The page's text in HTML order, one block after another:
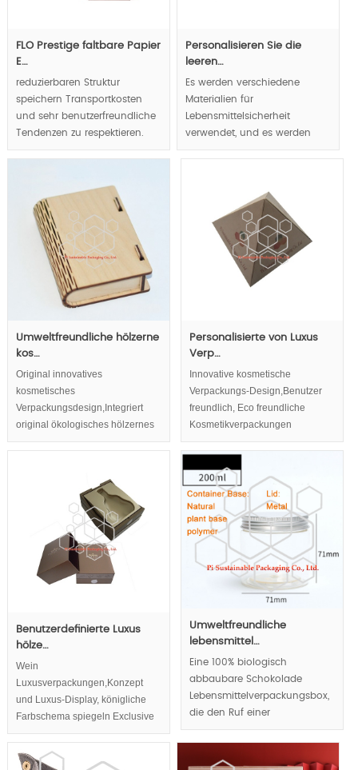
FLO Prestige faltbare Papier
E…
reduzierbaren Struktur
speichern Transportkosten
und sehr benutzerfreundliche
Tendenzen zu respektieren.
Gourmet in Luxus
MOQ:1000pcs.
Personalisieren Sie die
leeren…
Es werden verschiedene
Materialien für
Lebensmittelsicherheit
verwendet, und es werden
transparente Fenster geöffnet,
MOQ:2000pcs;
Umweltfreundliche hölzerne
kos…
Original innovatives
kosmetisches
Verpackungsdesign,Integriert
original ökologisches hölzernes
und lebendiges Scharnier in
Personalisierte von Luxus
Verp…
Innovative kosmetische
Verpackungs-Design,Benutzer
freundlich, Eco freundliche
Kosmetikverpackungen
prüfen,Luxus-Kosmetik-
Verpackungen,Design-Konzepte
in kosmetische
Verpackungen,Pyramidenform
Marketing-Fähigkeit dramatisch
verbessern.
Benutzerdefinierte Luxus
hölze…
Wein
Luxusverpackungen,Konzept
und Luxus-Display, königliche
Farbschema spiegeln Exclusive
Ton, original Wein innovative
Verpackungsdesign gelten
mehrere Material und kreative
Umweltfreundliche
lebensmittel…
Eine 100% biologisch
abbaubare Schokolade
Lebensmittelverpackungsbox,
die den Ruf einer
verantwortungsvollen
Verwendung natürlicher